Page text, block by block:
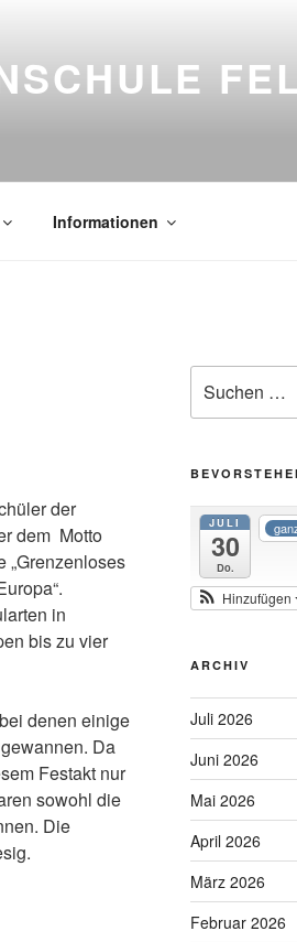
Informationen
der
dem Motto
„Grenzenloses
in
bis zu vier
denen einige
Da
Festakt nur
sowohl die
Die
nach:
JULI
30
Do.
Hinzufügen
ARCHIV
Juli 2026
Juni 2026
Mai 2026
April 2026
März 2026
Februar 2026